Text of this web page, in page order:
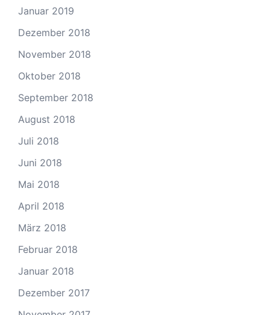
Januar 2019
Dezember 2018
November 2018
Oktober 2018
September 2018
August 2018
Juli 2018
Juni 2018
Mai 2018
April 2018
März 2018
Februar 2018
Januar 2018
Dezember 2017